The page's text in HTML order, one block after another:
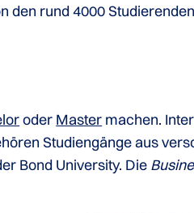
den rund 4000
oder Master machen.
Studiengänge aus
Bond University. Die